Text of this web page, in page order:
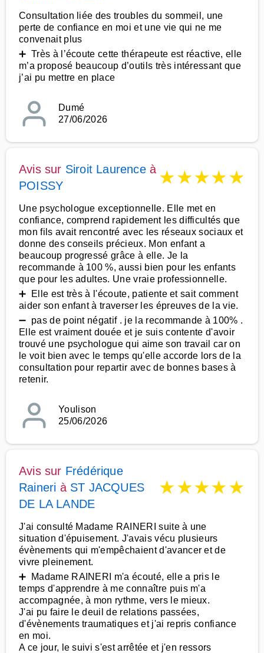
Consultation liée des troubles du sommeil, une
perte de confiance en moi et une vie qui ne me
convenait plus
➕ Très à l’écoute cette thérapeute est réactive, elle
m’a proposé beaucoup d’outils très intéressant que
j’ai pu mettre en place
Dumé
27/06/2026
Avis sur Siroit Laurenceà
POISSY
★★★★★
Une psychologue exceptionnelle. Elle met en
confiance, comprend rapidement les difficultés que
mon fils avait rencontré avec les réseaux sociaux et
donne des conseils précieux. Mon enfant a
beaucoup progressé grâce à elle. Je la
recommande à 100 %, aussi bien pour les enfants
que pour les adultes. Une vraie professionnelle.
➕ Elle est très à l'écoute, patiente et sait comment
aider son enfant à traverser les épreuves de la vie.
➖ pas de point négatif . je la recommande à 100% .
Elle est vraiment douée et je suis contente d'avoir
trouvé une psychologue qui aime son travail car on
le voit bien avec le temps qu'elle accorde lors de la
consultation pour repartir avec de bonnes bases à
retenir.
Youlison
25/06/2026
Avis sur Frédérique
Raineri à ST JACQUES
DE LA LANDE
★★★★★
J'ai consulté Madame RAINERI suite à une
situation d'épuisement. J'avais vécu plusieurs
évènements qui m'empêchaient d'avancer et de
vivre pleinement.
➕ Madame RAINERI m'a écouté, elle a pris le
temps d'apprendre à me connaître puis m'a
accompagnée, à mon rythme, vers le mieux.
J'ai pu faire le deuil de relations passées,
d'évènements traumatiques et j'ai repris confiance
en moi.
A ce jour, le suivi s'est arrêtée et j'en ressors